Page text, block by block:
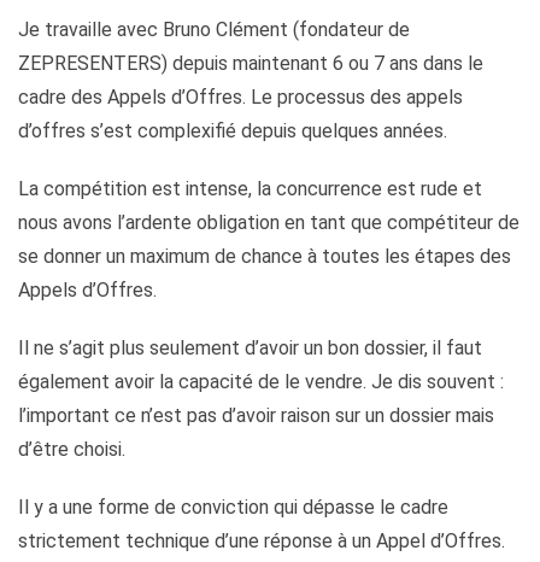
Je travaille avec Bruno Clément (fondateur de
ZEPRESENTERS) depuis maintenant 6 ou 7 ans dans le
cadre des Appels d’Offres. Le processus des appels
d’offres s’est complexifié depuis quelques années.
La compétition est intense, la concurrence est rude et
nous avons l’ardente obligation en tant que compétiteur de
se donner un maximum de chance à toutes les étapes des
Appels d’Offres.
Il ne s’agit plus seulement d’avoir un bon dossier, il faut
également avoir la capacité de le vendre. Je dis souvent :
l’important ce n’est pas d’avoir raison sur un dossier mais
d’être choisi.
Il y a une forme de conviction qui dépasse le cadre
strictement technique d’une réponse à un Appel d’Offres.